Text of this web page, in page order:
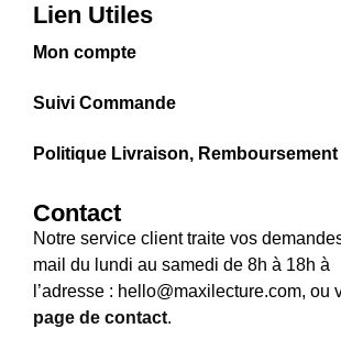
Lien Utiles
Mon compte
Suivi Commande
Politique Livraison,
Contact
Notre service client traite vos
mail du lundi au samedi de 8h à 18h à
l’adresse : hello@maxilecture.com, ou
page de contact.